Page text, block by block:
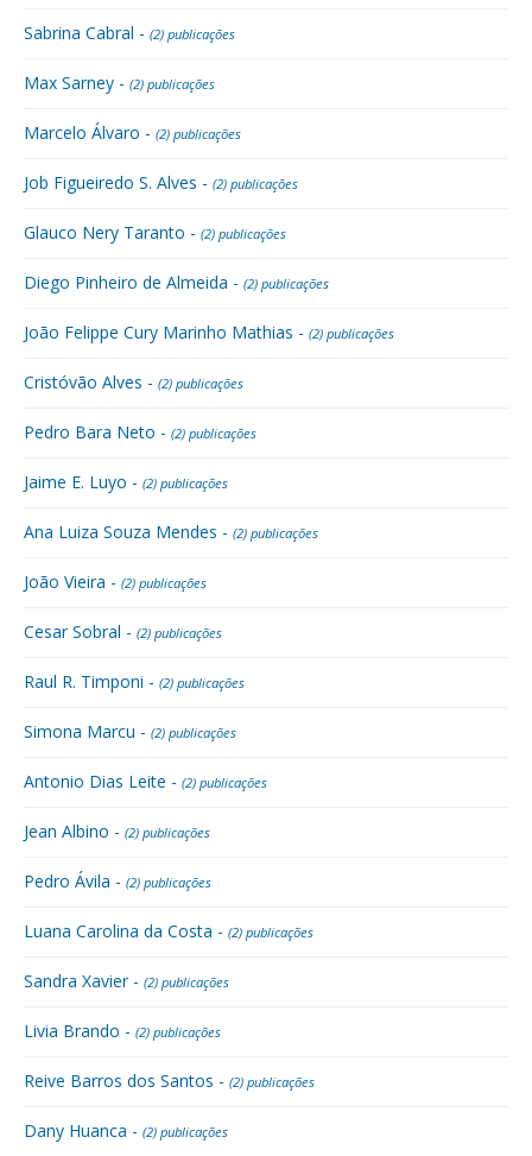
Sabrina Cabral - (2) publicações
Max Sarney - (2) publicações
Marcelo Álvaro - (2) publicações
Job Figueiredo S. Alves - (2) publicações
Glauco Nery Taranto - (2) publicações
Diego Pinheiro de Almeida - (2) publicações
João Felippe Cury Marinho Mathias - (2) publicações
Cristóvão Alves - (2) publicações
Pedro Bara Neto - (2) publicações
Jaime E. Luyo - (2) publicações
Ana Luiza Souza Mendes - (2) publicações
João Vieira - (2) publicações
Cesar Sobral - (2) publicações
Raul R. Timponi - (2) publicações
Simona Marcu - (2) publicações
Antonio Dias Leite - (2) publicações
Jean Albino - (2) publicações
Pedro Ávila - (2) publicações
Luana Carolina da Costa - (2) publicações
Sandra Xavier - (2) publicações
Livia Brando - (2) publicações
Reive Barros dos Santos - (2) publicações
Dany Huanca - (2) publicações